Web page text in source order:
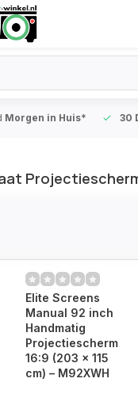
Morgen in Huis* 30
Elite Screens
Manual 92 inch
Handmatig
Projectiescherm
16:9 (203 x 115
cm) – M92XWH